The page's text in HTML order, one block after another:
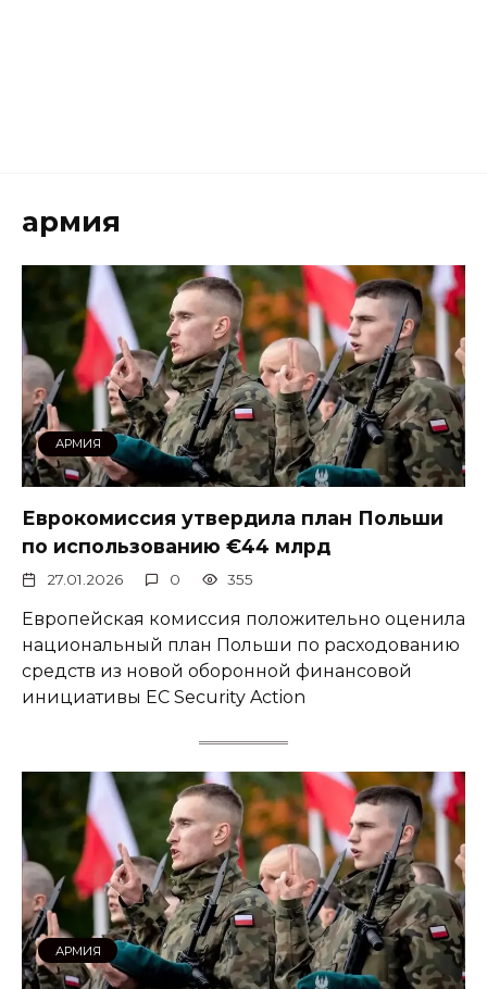
армия
АРМИЯ
Еврокомиссия утвердила план Польши
по использованию €44 млрд
27.01.2026 0 355
Европейская комиссия положительно оценила
национальный план Польши по расходованию
средств из новой оборонной финансовой
инициативы ЕС Security Action
АРМИЯ